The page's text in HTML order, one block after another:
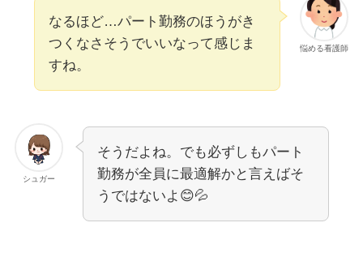
悩める看護師
なるほど…パート勤務のほうがき
つくなさそうでいいなって感じま
すね。
シュガー
そうだよね。でも必ずしもパート
勤務が全員に最適解かと言えばそ
うではないよ😊💦